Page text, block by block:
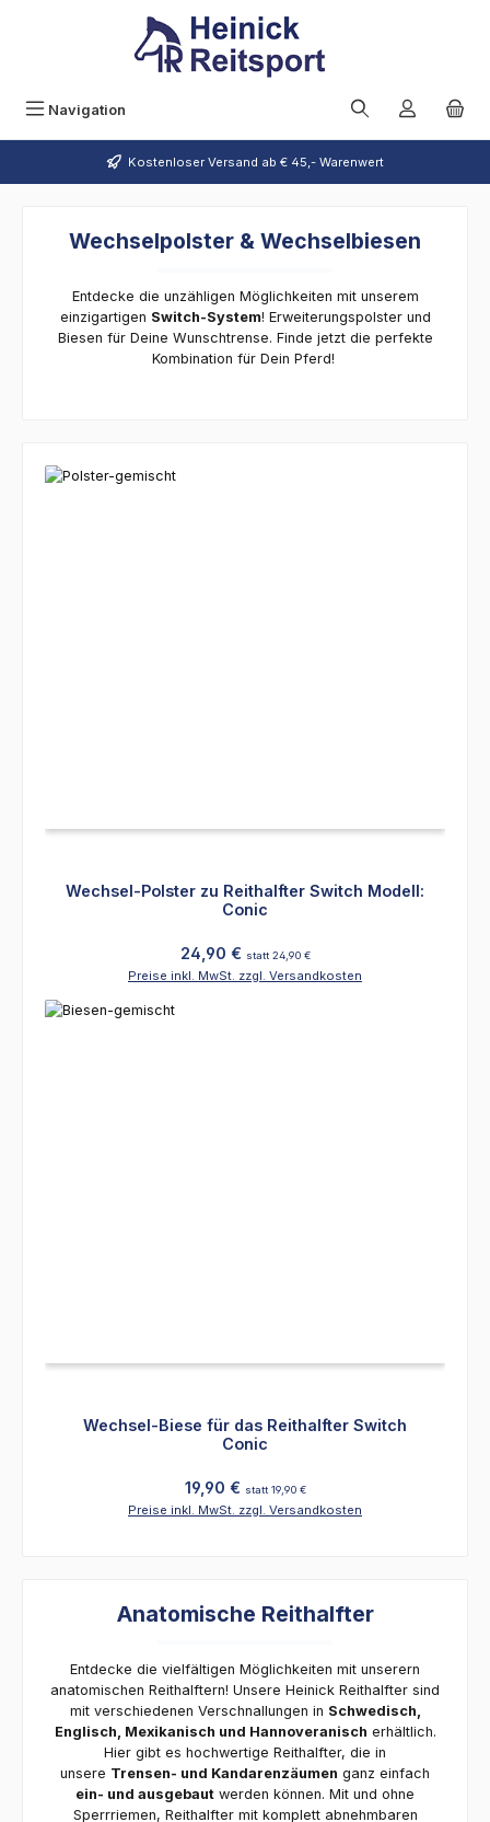
Zum Hauptinhalt springen
Navigation
Kostenloser Versand ab € 45,- Warenwert
Wechselpolster & Wechselbiesen
Entdecke die unzähligen Möglichkeiten mit unserem
einzigartigen Switch-System! Erweiterungspolster und
Biesen für Deine Wunschtrense. Finde jetzt die perfekte
Kombination für Dein Pferd!
Wechsel-Polster zu Reithalfter Switch Modell:
Conic
Regulärer Preis:
24,90 € statt 24,90 €
Preise inkl. MwSt. zzgl. Versandkosten
Wechsel-Biese für das Reithalfter Switch
Conic
Regulärer Preis:
19,90 € statt 19,90 €
Preise inkl. MwSt. zzgl. Versandkosten
Anatomische Reithalfter
Entdecke die vielfältigen Möglichkeiten mit unserern
anatomischen Reithalftern! Unsere Heinick Reithalfter sind
mit verschiedenen Verschnallungen in Schwedisch,
Englisch, Mexikanisch und Hannoveranisch erhältlich.
Hier gibt es hochwertige Reithalfter, die in
unsere Trensen- und Kandarenzäumen ganz einfach
ein- und ausgebaut werden können. Mit und ohne
Sperrriemen, Reithalfter mit komplett abnehmbaren